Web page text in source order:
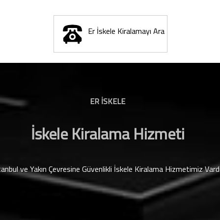
Er İskele Kiralamayı Ara
ER İSKELE
İskele Kiralama Hizmeti
ve Yakın Çevresine Güvenlikli İskele Kiralama Hizmetimiz